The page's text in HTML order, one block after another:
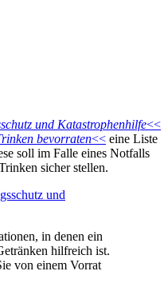
und Katastrophenhilfe<<
bevorraten<< eine Liste
soll im Falle eines Notfalls
sicher stellen.
und
in denen ein
hilfreich ist.
von einem Vorrat